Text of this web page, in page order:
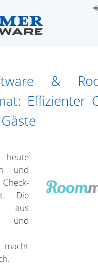
&
Effizienter
heute
und
Die
aus
und